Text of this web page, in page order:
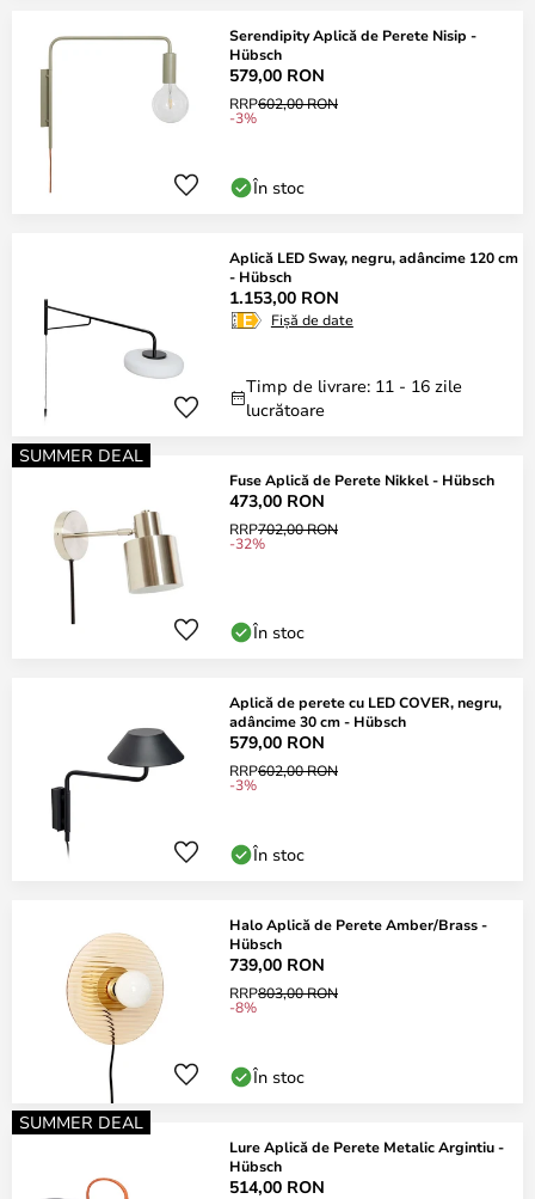
Serendipity Aplică de Perete Nisip -
Hübsch
579,00 RON
RRP602,00 RON
-3%
În stoc
Aplică LED Sway, negru, adâncime 120 cm
- Hübsch
1.153,00 RON
Fișă de date
Timp de livrare: 11 - 16 zile
lucrătoare
SUMMER DEAL
Fuse Aplică de Perete Nikkel - Hübsch
473,00 RON
RRP702,00 RON
-32%
În stoc
Aplică de perete cu LED COVER, negru,
adâncime 30 cm - Hübsch
579,00 RON
RRP602,00 RON
-3%
În stoc
Halo Aplică de Perete Amber/Brass -
Hübsch
739,00 RON
RRP803,00 RON
-8%
În stoc
SUMMER DEAL
Lure Aplică de Perete Metalic Argintiu -
Hübsch
514,00 RON